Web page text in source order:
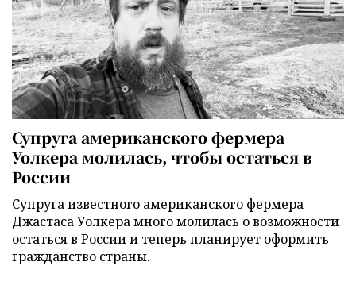
Супруга американского фермера
Уолкера молилась, чтобы остаться в
России
Супруга известного американского фермера
Джастаса Уолкера много молилась о возможности
остаться в России и теперь планирует оформить
гражданство страны.